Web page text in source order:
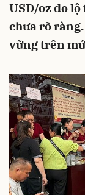
USD/oz do
chưa rõ
vững trên